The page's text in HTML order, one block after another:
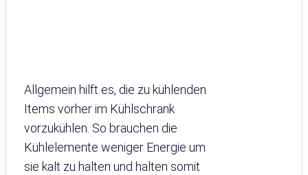
Allgemein hilft es, die zu kühlenden
Items vorher im Kühlschrank
vorzukühlen. So brauchen die
Kühlelemente weniger Energie um
sie kalt zu halten und halten somit